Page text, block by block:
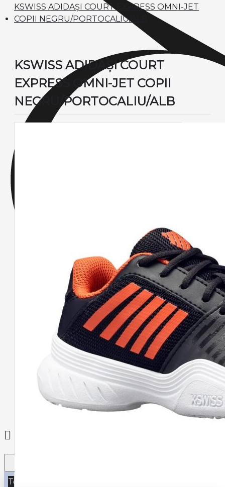
Toate
KSWISS ADIDAȘI COURT EXPRESS OMNI-JET
COPII NEGRU/PORTOCALIU/ALB
KSWISS ADIDAȘI COURT
EXPRESS OMNI-JET COPII
NEGRU/PORTOCALIU/ALB